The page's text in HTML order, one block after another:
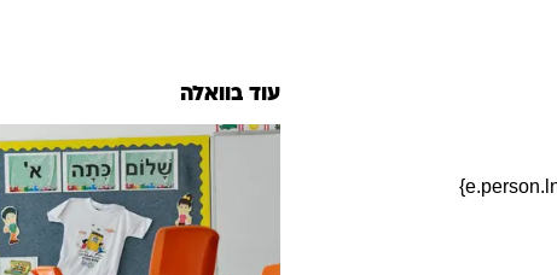
עוד בוואלה